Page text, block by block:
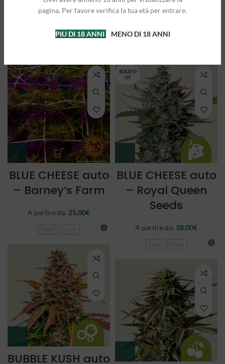
pagina. Per favore verifica la tua età per entrare.
PIU DI 18 ANNI MENO DI 18 ANNI
Queen Seeds
A partire da:25,00€
Queen Seeds
BLUE CHEESE auto
– Barney’s Farm
A partire da: 25,00€
3 semi
SOLD O
UT
BLUE CHEESE auto
– Royal Queen
Seeds
A partire da: 18,00€
BUBBLE KUSH auto